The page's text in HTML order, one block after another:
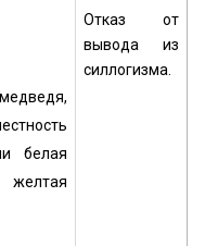
белая
Отказ от
вывода из
силлогизма.